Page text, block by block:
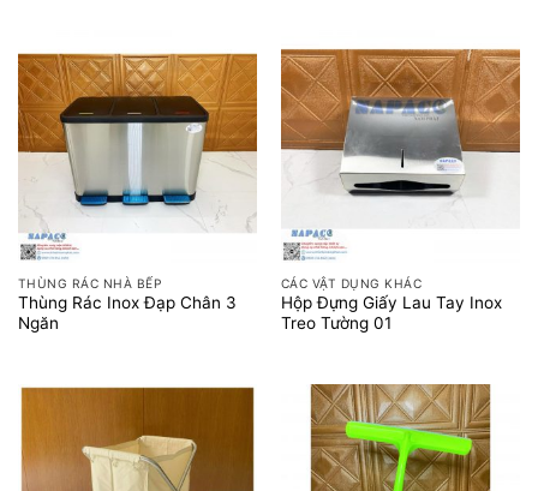
THÙNG RÁC NHÀ BẾP
Thùng Rác Inox Đạp Chân 3
Ngăn
CÁC VẬT DỤNG KHÁC
Hộp Đựng Giấy Lau Tay Inox
Treo Tường 01